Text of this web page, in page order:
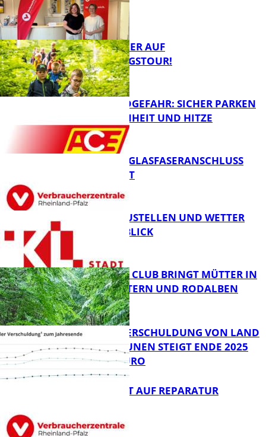
Panorama
PFALZ
MIT DEM JÄGER AUF
ENTDECKUNGSTOUR!
FB News
WALDBRANDGEFAHR: SICHER PARKEN
BEI TROCKENHEIT UND HITZE
WARUM EIN GLASFASERANSCHLUSS
SINNVOLL IST
FB News
PARKEN, BAUSTELLEN UND WETTER
DIGITAL IM BLICK
FB News
NEUER MOM CLUB BRINGT MÜTTER IN
KAISERSLAUTERN UND RODALBEN
ZUSAMMEN
FB News
PRO-KOPF-VERSCHULDUNG VON LAND
UND KOMMUNEN STEIGT ENDE 2025
AUF 9.600 EURO
NEUES RECHT AUF REPARATUR